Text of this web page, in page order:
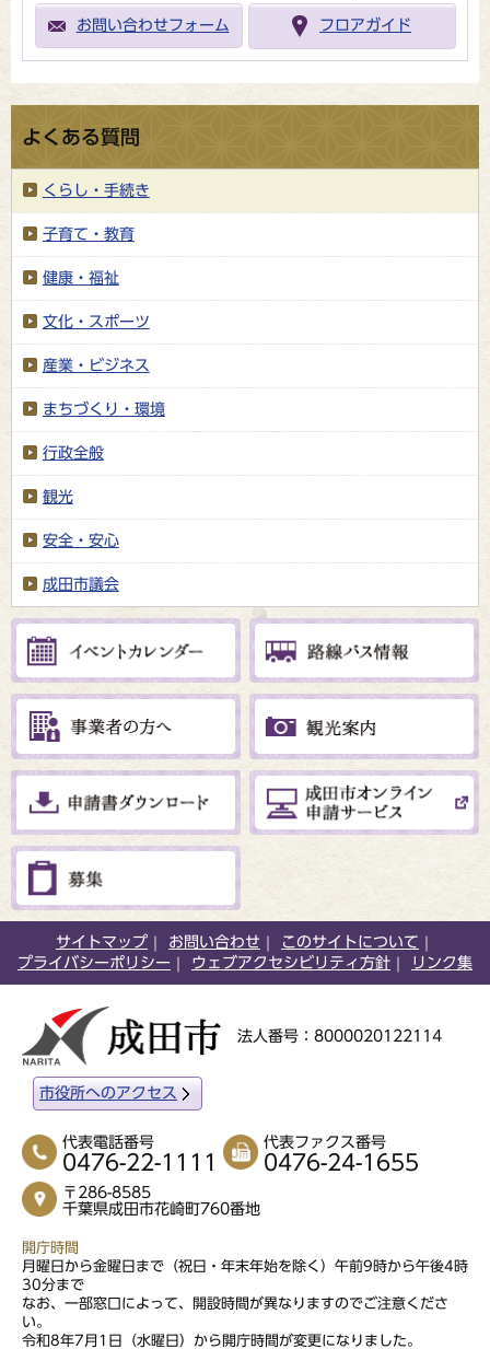
お問い合わせフォーム フロアガイド
よくある質問
くらし・手続き
子育て・教育
健康・福祉
文化・スポーツ
産業・ビジネス
まちづくり・環境
行政全般
観光
安全・安心
成田市議会
サイトマップ お問い合わせ
このサイトについて
プライバシーポリシー
ウェブアクセシビリティ方針 リンク集
法人番号：8000020122114
市役所へのアクセス
代表電話番号
0476-22-1111
代表ファクス番号
0476-24-1655
〒286-8585
千葉県成田市花崎町760番地
開庁時間
月曜日から金曜日まで（祝日・年末年始を除く）午前9時から午後4時
30分まで
なお、一部窓口によって、開設時間が異なりますのでご注意くださ
い。
令和8年7月1日（水曜日）から開庁時間が変更になりました。